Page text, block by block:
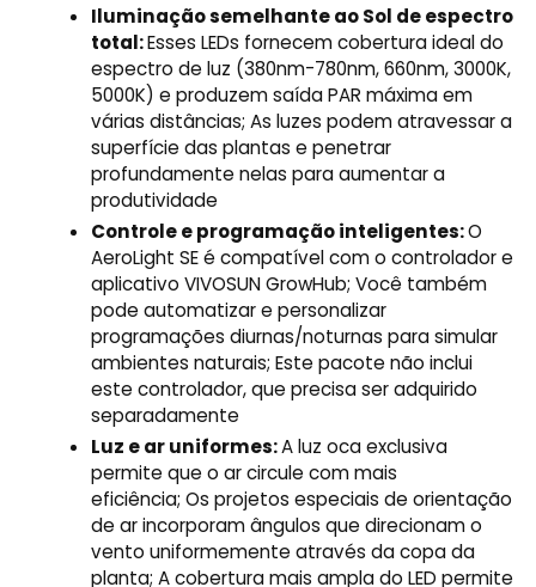
Iluminação semelhante ao Sol de espectro
total:Esses LEDs fornecem cobertura ideal do
espectro de luz (380nm-780nm, 660nm, 3000K,
5000K) e produzem saída PAR máxima em
várias distâncias; As luzes podem atravessar a
superfície das plantas e penetrar
profundamente nelas para aumentar a
produtividade
Controle e programação inteligentes:O
AeroLight SE é compatível com o controlador e
aplicativo VIVOSUN GrowHub; Você também
pode automatizar e personalizar
programações diurnas/noturnas para simular
ambientes naturais; Este pacote não inclui
este controlador, que precisa ser adquirido
separadamente
Luz e ar uniformes:A luz oca exclusiva
permite que o ar circule com mais
eficiência; Os projetos especiais de orientação
de ar incorporam ângulos que direcionam o
vento uniformemente através da copa da
planta; A cobertura mais ampla do LED permite